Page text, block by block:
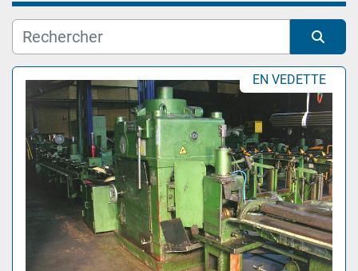
Fabricant
Trier par EN VEDETTE